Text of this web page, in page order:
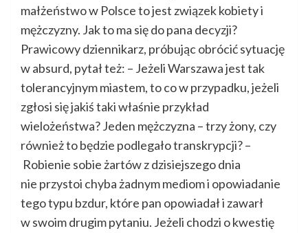
małżeństwo w Polsce to jest związek kobiety i
mężczyzny. Jak to ma się do pana decyzji?
Prawicowy dziennikarz, próbując obrócić sytuację
w absurd, pytał też: – Jeżeli Warszawa jest tak
tolerancyjnym miastem, to co w przypadku, jeżeli
zgłosi się jakiś taki właśnie przykład
wielożeństwa? Jeden mężczyzna – trzy żony, czy
również to będzie podlegało transkrypcji? –
Robienie sobie żartów z dzisiejszego dnia
nie przystoi chyba żadnym mediom i opowiadanie
tego typu bzdur, które pan opowiadał i zawarł
w swoim drugim pytaniu. Jeżeli chodzi o kwestię